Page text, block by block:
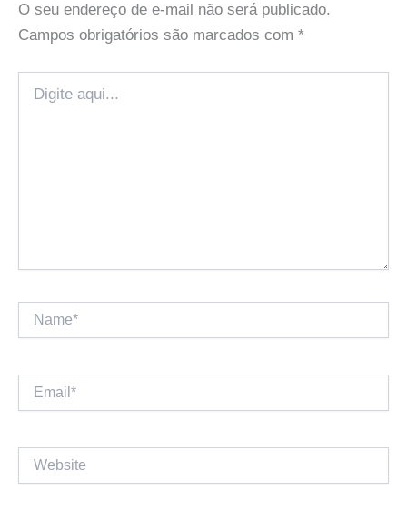
O seu endereço de e-mail não será publicado.
Campos obrigatórios são marcados com *
aqui...
Name*